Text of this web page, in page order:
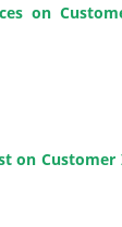
on
on Customer